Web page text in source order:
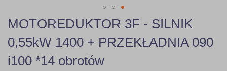
Skip
to
the
beginning
of
the
MOTOREDUKTOR 3F - SILNIK
0,55kW 1400 + PRZEKŁADNIA 090
i100 *14 obrotów